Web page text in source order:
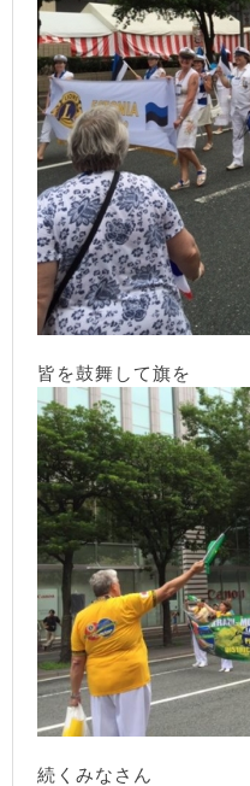
皆を鼓舞して旗を
続くみなさん